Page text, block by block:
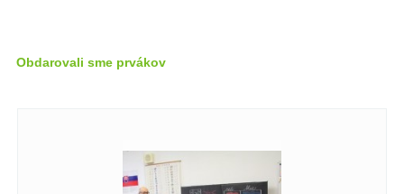
Obdarovali sme prvákov